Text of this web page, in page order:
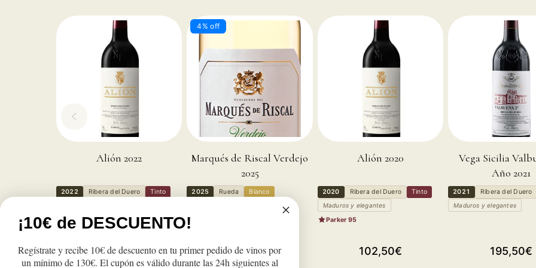
Alión 2022
2022 Ribera del Duero Tinto
Parker 95
Precio
habitual
98,50€
4% off
Marqués de Riscal Verdejo
2025
2025 Rueda Blanco
Precio
de
9,15€ Precio
habitual
9,60€
Alión 2020
2020 Ribera del Duero Tinto
Maduros y elegantes
Parker 95
Precio
102,50€
Vega Sicilia
Año 2021
2021 Ribera del Duero
Maduros y elegantes
Precio
195,50€
¡10€ de DESCUENTO!
Regístrate y recibe 10€ de descuento en tu primer pedido de vinos por
un mínimo de 130€. El cupón es válido durante las 24h siguientes al